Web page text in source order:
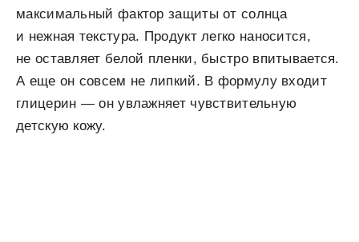
максимальный фактор защиты от солнца
и нежная текстура. Продукт легко наносится,
не оставляет белой пленки, быстро впитывается.
А еще он совсем не липкий. В формулу входит
глицерин — он увлажняет чувствительную
детскую кожу.